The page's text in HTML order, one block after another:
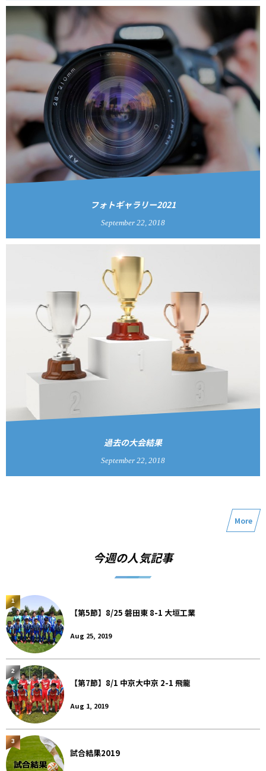
フォトギャラリー2021
September 22 2018
過去の大会結果
September 22, 2018
More
今週の人気記事
【第5節】8/25 磐田東 8-1 大垣工業
Aug 25, 2019
1
【第7節】8/1 中京大中京 2-1 飛龍
Aug 1, 2019
2
試合結果2019
3